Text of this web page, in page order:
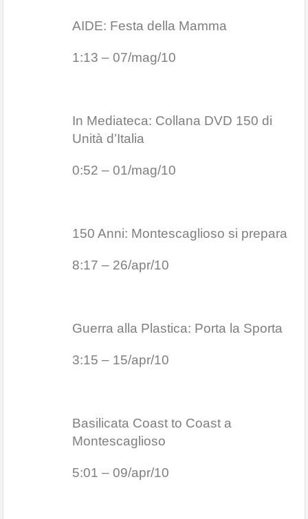
AIDE: Festa della Mamma
1:13 – 07/mag/10
In Mediateca: Collana DVD 150 di
Unità d’Italia
0:52 – 01/mag/10
150 Anni: Montescaglioso si prepara
8:17 – 26/apr/10
Guerra alla Plastica: Porta la Sporta
3:15 – 15/apr/10
Basilicata Coast to Coast a
Montescaglioso
5:01 – 09/apr/10